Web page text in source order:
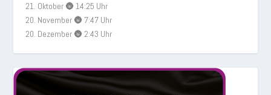
21. Oktober 🌚 14:25 Uhr
20. November 🌚 7:47 Uhr
20. Dezember 🌚 2:43 Uhr